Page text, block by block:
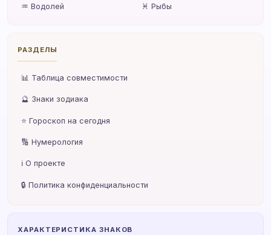
♒ Водолей ♓ Рыбы
РАЗДЕЛЫ
📊 Таблица совместимости
🔮 Знаки зодиака
⭐ Гороскоп на сегодня
🔢 Нумерология
ℹ️ О проекте
🔒 Политика конфиденциальности
ХАРАКТЕРИСТИКА ЗНАКОВ